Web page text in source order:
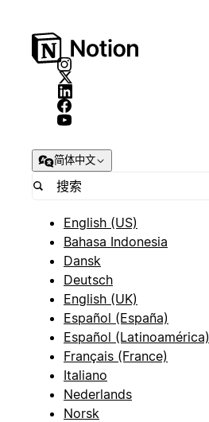
简体中文
English (US)
Bahasa Indonesia
Dansk
Deutsch
English (UK)
Español (España)
Español (Latinoamérica)
Français (France)
Italiano
Nederlands
Norsk